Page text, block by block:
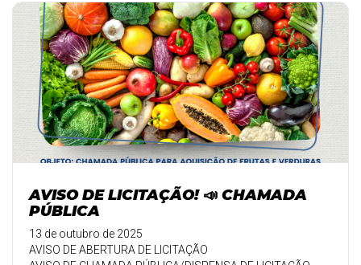
AVISO DE LICITAÇÃO! 📣 CHAMADA
PÚBLICA
13 de outubro de 2025
AVISO DE ABERTURA DE LICITAÇÃO